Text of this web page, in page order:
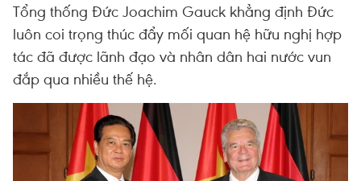
Tổng thống Đức Joachim Gauck khẳng định Đức
luôn coi trọng thúc đẩy mối quan hệ hữu nghị hợp
tác đã được lãnh đạo và nhân dân hai nước vun
đắp qua nhiều thế hệ.